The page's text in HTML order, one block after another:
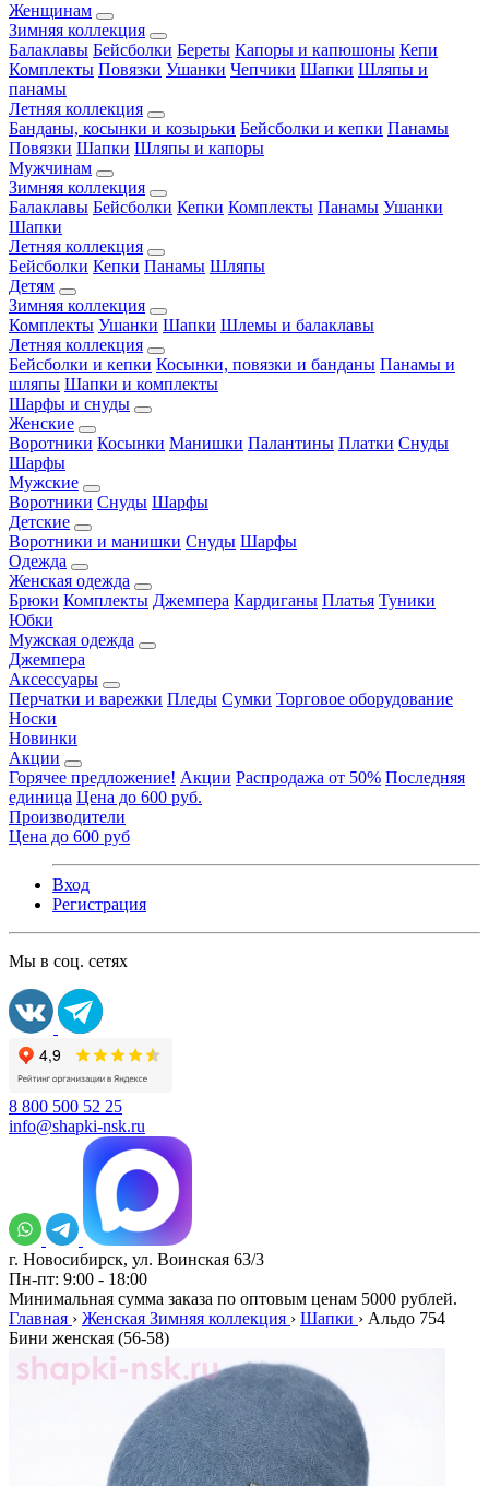
Женщинам
Зимняя коллекция
Балаклавы Бейсболки Береты Капоры и капюшоны Кепи
Комплекты Повязки Ушанки Чепчики Шапки Шляпы и
панамы
Летняя коллекция
Банданы, косынки и козырьки Бейсболки и кепки Панамы
Повязки Шапки Шляпы и капоры
Мужчинам
Зимняя коллекция
Балаклавы Бейсболки Кепки Комплекты Панамы Ушанки
Шапки
Летняя коллекция
Бейсболки Кепки Панамы Шляпы
Детям
Зимняя коллекция
Комплекты Ушанки Шапки Шлемы и балаклавы
Летняя коллекция
Бейсболки и кепки Косынки, повязки и банданы Панамы и
шляпы Шапки и комплекты
Шарфы и снуды
Женские
Воротники Косынки Манишки Палантины Платки Снуды
Шарфы
Мужские
Воротники Снуды Шарфы
Детские
Воротники и манишки Снуды Шарфы
Одежда
Женская одежда
Брюки Комплекты Джемпера Кардиганы Платья Туники
Юбки
Мужская одежда
Джемпера
Аксессуары
Перчатки и варежки Пледы Сумки Торговое оборудование
Носки
Новинки
Акции
Горячее предложение! Акции Распродажа от 50% Последняя
единица Цена до 600 руб.
Производители
Цена до 600 руб
Вход
Регистрация
Мы в соц. сетях
8 800 500 52 25
info@shapki-nsk.ru
г. Новосибирск, ул. Воинская 63/3
Пн-пт: 9:00 - 18:00
Минимальная сумма заказа по оптовым ценам 5000 рублей.
Главная › Женская Зимняя коллекция › Шапки › Альдо 754
Бини женская (56-58)